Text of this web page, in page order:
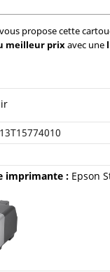
vous propose cette
meilleur prix avec une
imprimante : Epson